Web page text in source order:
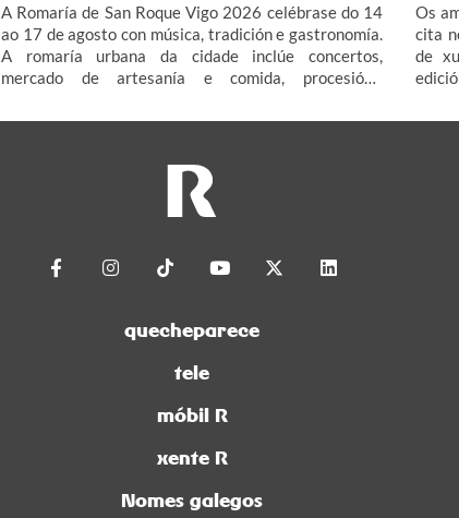
A Romaría de San Roque Vigo 2026 celébrase do 14
ao 17 de agosto con música, tradición e gastronomía.
A romaría urbana da cidade inclúe concertos,
mercado de artesanía e comida, procesión...
Roque Vigo 2026, que se celebra na contorna da finca
Os
cita
de
quecheparece
tele
móbil R
xente R
Nomes galegos